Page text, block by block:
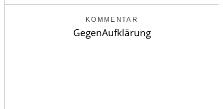
KOMMENTAR
GegenAufklärung